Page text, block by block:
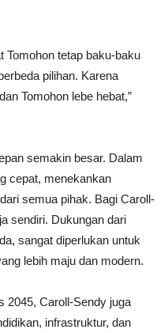
Tomohon tetap baku-baku
pilihan. Karena
Tomohon lebe hebat,”
semakin besar. Dalam
cepat, menekankan
semua pihak. Bagi Caroll-
sendiri. Dukungan dari
sangat diperlukan untuk
lebih maju dan modern.
2045, Caroll-Sendy juga
infrastruktur, dan